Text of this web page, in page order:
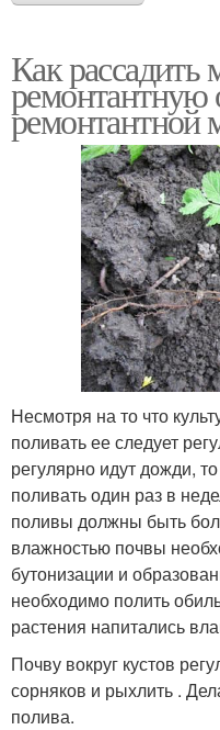
Как рассадить
ремонтантную
ремонтантной
Несмотря на то что
поливать ее следует
регулярно идут дожди,
поливать один раз в
поливы должны быть
влажностью почвы
бутонизации и
необходимо полить
растения напитались
Почву вокруг кустов
сорняков и рыхлить .
полива.